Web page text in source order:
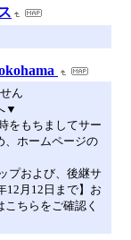
ん
▼
をもちましてサー
、ホームページの
プおよび、後継サ
12月12日まで】お
ちらをご確認く